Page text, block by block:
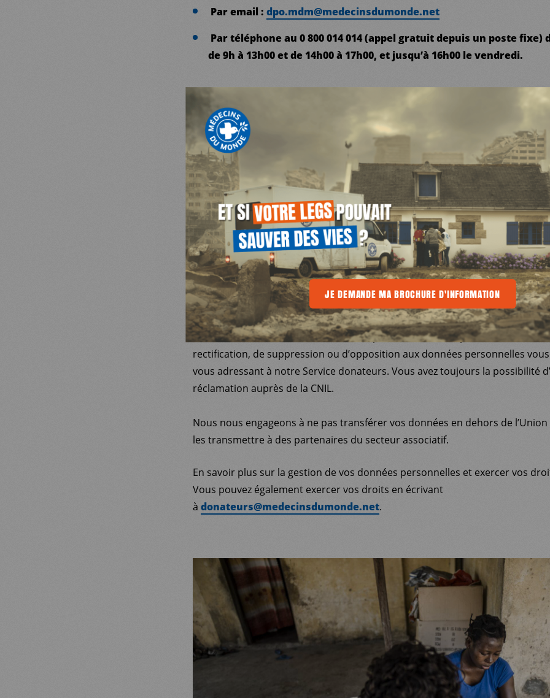
SUR LE TERRAIN
ACTUALITÉS
NOUS SOUTENIR
NOUS REJOINDRE
RESSOURCES
Par email : dpo.mdm@medecinsdumonde.net
Par téléphone au 0 800 014 014 (appel gratuit depuis un poste fixe)
de 9h à 13h00 et de 14h00 à 17h00, et jusqu’à 16h00 le vendredi.
PROTECTION DE VOS DONNÉES
PERSONNELLES
Médecins du Monde s’engage à respecter la règlementation sur la protection
personnelles en vigueur, et notamment la Loi « Informatique et Libertés » n°
1978 modifiée et le Règlement Général sur la Protection des Données – RGPD.
Médecins du Monde recueille vos informations dans un fichier informatisé.
destinées à notre Service donateurs et aux tiers mandatés, afin de pouvoir
votre reçu fiscal, vous rendre compte de l’utilisation de votre don, faire
générosité et parfois mener des études statistiques. Elles sont conservées
nécessaire à la réalisation des finalités précitées. Vous disposez d’un droit
rectification, de suppression ou d’opposition aux données personnelles
vous adressant à notre Service donateurs. Vous avez toujours la possibilité
réclamation auprès de la CNIL.
Nous nous engageons à ne pas transférer vos données en dehors de
les transmettre à des partenaires du secteur associatif.
En savoir plus sur la gestion de vos données personnelles et exercer vos
Vous pouvez également exercer vos droits en écrivant
à donateurs@medecinsdumonde.net.
JE DEMANDE MA BROCHURE D'INFORMATION JE DEMANDE MA BROCHURE
JE DEMANDE MA BROCHURE D'INFORMATION